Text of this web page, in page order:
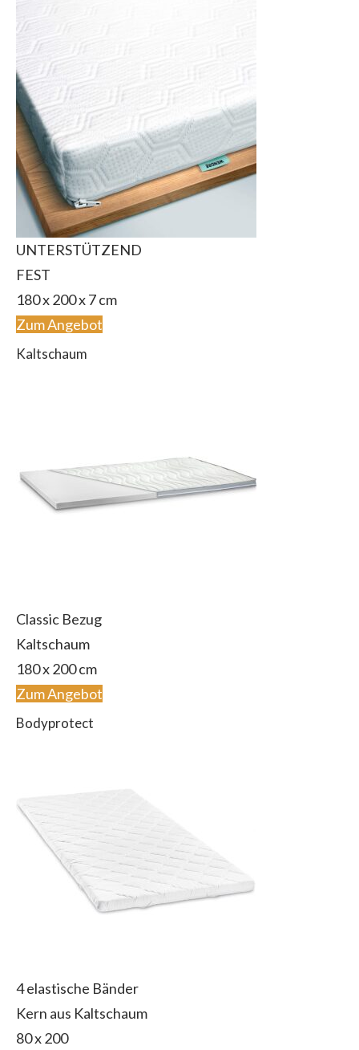
UNTERSTÜTZEND
FEST
180 x 200 x 7 cm
Zum Angebot
Kaltschaum
Classic Bezug
Kaltschaum
180 x 200 cm
Zum Angebot
Bodyprotect
4 elastische Bänder
Kern aus Kaltschaum
80 x 200